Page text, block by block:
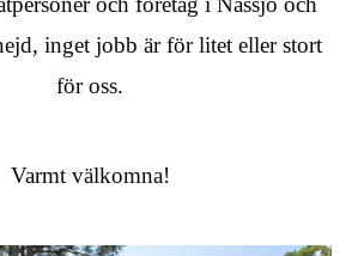
inget jobb är för litet eller stort
för oss.
Varmt välkomna!